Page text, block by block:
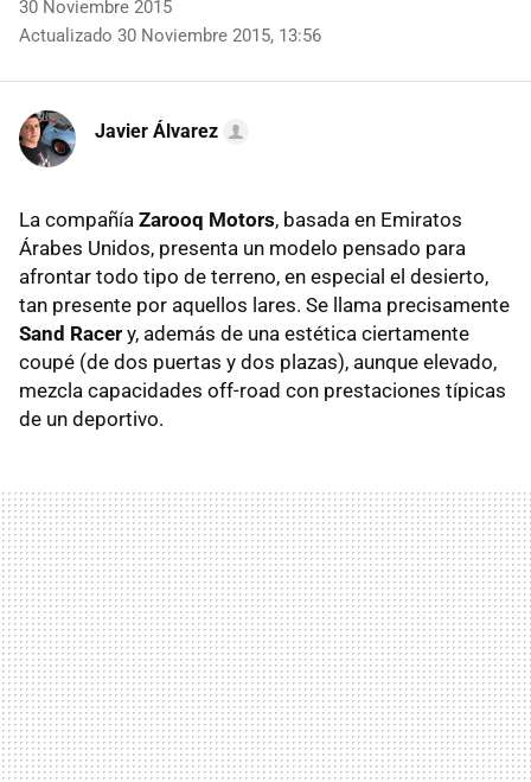
30 Noviembre 2015
Actualizado 30 Noviembre 2015, 13:56
Javier Álvarez
La compañía Zarooq Motors, basada en Emiratos
Árabes Unidos, presenta un modelo pensado para
afrontar todo tipo de terreno, en especial el desierto,
tan presente por aquellos lares. Se llama precisamente
Sand Racer y, además de una estética ciertamente
coupé (de dos puertas y dos plazas), aunque elevado,
mezcla capacidades off-road con prestaciones típicas
de un deportivo.